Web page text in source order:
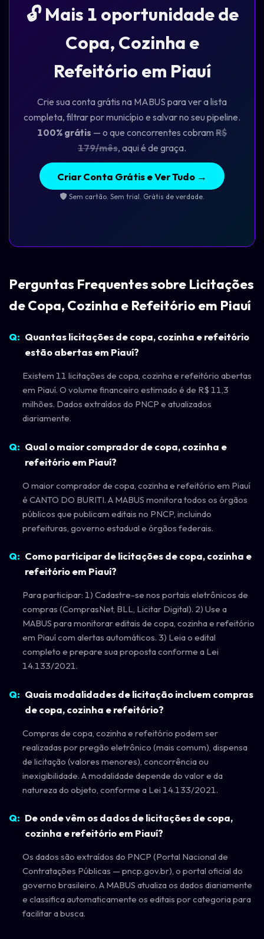
🔓 Mais 1 oportunidade de
Copa, Cozinha e
Refeitório em Piauí
Crie sua conta grátis na MABUS para ver a lista
completa, filtrar por município e salvar no seu pipeline.
100% grátis — o que concorrentes cobram R$
179/mês, aqui é de graça.
Criar Conta Grátis e Ver Tudo →
Sem cartão. Sem trial. Grátis de verdade.
Perguntas Frequentes sobre Licitações
de Copa, Cozinha e Refeitório em Piauí
Quantas licitações de copa, cozinha e refeitório
estão abertas em Piauí?
Existem 11 licitações de copa, cozinha e refeitório abertas
em Piauí. O volume financeiro estimado é de R$ 11,3
milhões. Dados extraídos do PNCP e atualizados
diariamente.
Qual o maior comprador de copa, cozinha e
refeitório em Piauí?
O maior comprador de copa, cozinha e refeitório em Piauí
é CANTO DO BURITI. A MABUS monitora todos os órgãos
públicos que publicam editais no PNCP, incluindo
prefeituras, governo estadual e órgãos federais.
Como participar de licitações de copa, cozinha e
refeitório em Piauí?
Para participar: 1) Cadastre-se nos portais eletrônicos de
compras (ComprasNet, BLL, Licitar Digital). 2) Use a
MABUS para monitorar editais de copa, cozinha e refeitório
em Piauí com alertas automáticos. 3) Leia o edital
completo e prepare sua proposta conforme a Lei
14.133/2021.
Quais modalidades de licitação incluem compras
de copa, cozinha e refeitório?
Compras de copa, cozinha e refeitório podem ser
realizadas por pregão eletrônico (mais comum), dispensa
de licitação (valores menores), concorrência ou
inexigibilidade. A modalidade depende do valor e da
natureza do objeto, conforme a Lei 14.133/2021.
De onde vêm os dados de licitações de copa,
cozinha e refeitório em Piauí?
Os dados são extraídos do PNCP (Portal Nacional de
Contratações Públicas — pncp.gov.br), o portal oficial do
governo brasileiro. A MABUS atualiza os dados diariamente
e classifica automaticamente os editais por categoria para
facilitar a busca.